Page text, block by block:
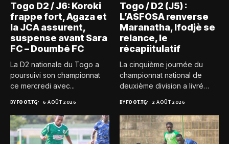
Togo D2 / J6: Koroki
frappe fort, Agaza et
la JCA assurent,
suspense avant Sara
FC – Doumbé FC
La D2 nationale du Togo a
poursuivi son championnat
ce mercredi avec...
BYFOOT.TG 6 AOÛT 2026
Togo / D2 (J5) :
L’ASFOSA renverse
Maranatha, Ifodjè se
relance, le
récapiitulatif
La cinquième journée du
championnat national de
deuxième division a livré
BYFOOT.TG 2 AOÛT 2026